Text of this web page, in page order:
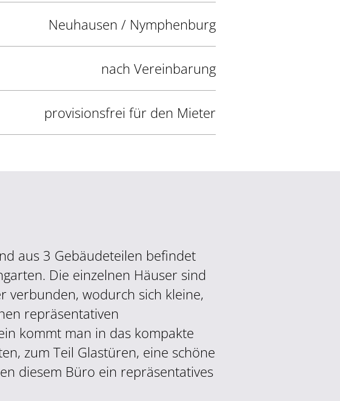
Neuhausen / Nymphenburg
nach Vereinbarung
provisionsfrei für den Mieter
aus 3 Gebäudeteilen befindet
Die einzelnen Häuser sind
verbunden, wodurch sich kleine,
repräsentativen
kommt man in das kompakte
zum Teil Glastüren, eine schöne
diesem Büro ein repräsentatives